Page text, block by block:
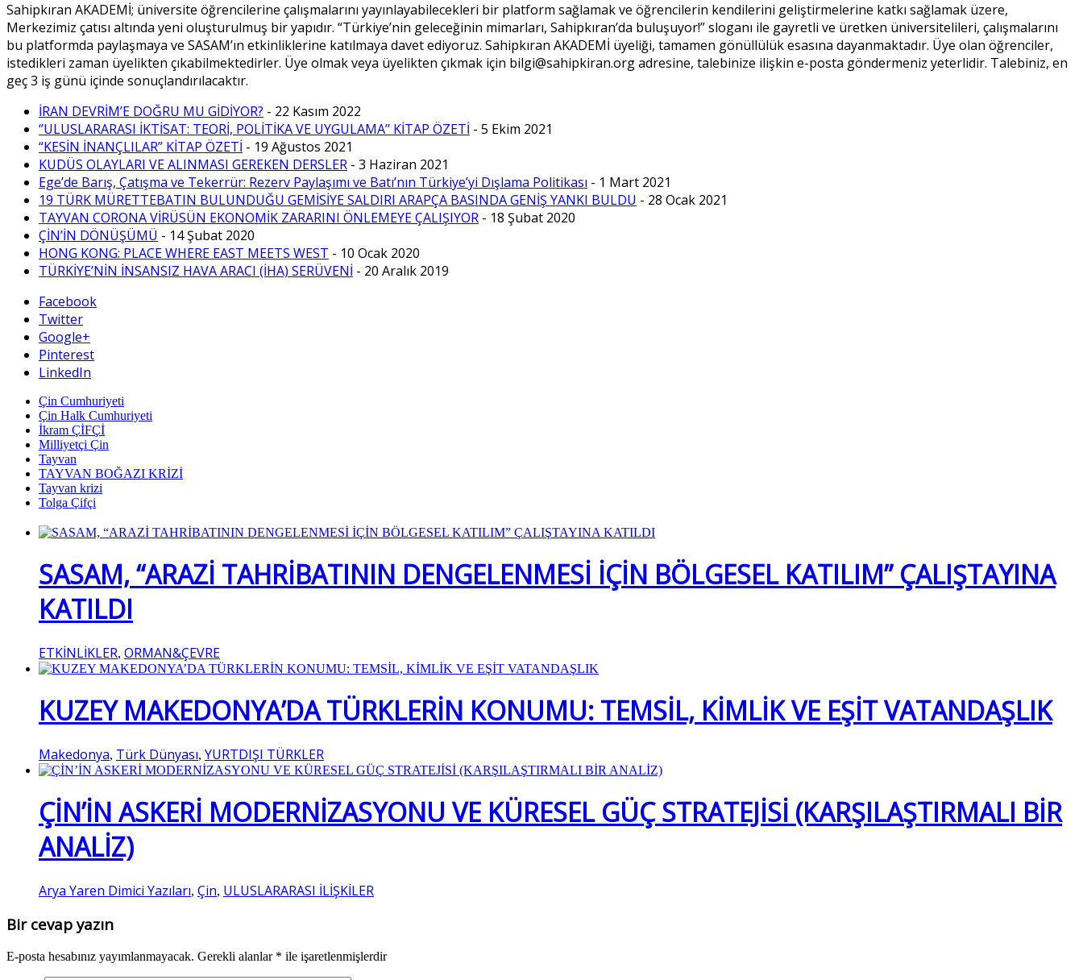
Sahipkıran AKADEMİ; üniversite öğrencilerine çalışmalarını yayınlayabilecekleri bir platform sağlamak ve öğrencilerin kendilerini geliştirmelerine katkı sağlamak üzere,
Merkezimiz çatısı altında yeni oluşturulmuş bir yapıdır. “Türkiye’nin geleceğinin mimarları, Sahipkıran’da buluşuyor!” sloganı ile gayretli ve üretken üniversitelileri, çalışmalarını
bu platformda paylaşmaya ve SASAM’ın etkinliklerine katılmaya davet ediyoruz. Sahipkıran AKADEMİ üyeliği, tamamen gönüllülük esasına dayanmaktadır. Üye olan öğrenciler,
istedikleri zaman üyelikten çıkabilmektedirler. Üye olmak veya üyelikten çıkmak için bilgi@sahipkiran.org adresine, talebinize ilişkin e-posta göndermeniz yeterlidir. Talebiniz, en
geç 3 iş günü içinde sonuçlandırılacaktır.
İRAN DEVRİM’E DOĞRU MU GİDİYOR? - 22 Kasım 2022
‘’ULUSLARARASI İKTİSAT: TEORİ, POLİTİKA VE UYGULAMA’’ KİTAP ÖZETİ - 5 Ekim 2021
“KESİN İNANÇLILAR” KİTAP ÖZETİ - 19 Ağustos 2021
KUDÜS OLAYLARI VE ALINMASI GEREKEN DERSLER - 3 Haziran 2021
Ege’de Barış, Çatışma ve Tekerrür: Rezerv Paylaşımı ve Batı’nın Türkiye’yi Dışlama Politikası - 1 Mart 2021
19 TÜRK MÜRETTEBATIN BULUNDUĞU GEMİSİYE SALDIRI ARAPÇA BASINDA GENİŞ YANKI BULDU - 28 Ocak 2021
TAYVAN CORONA VİRÜSÜN EKONOMİK ZARARINI ÖNLEMEYE ÇALIŞIYOR - 18 Şubat 2020
ÇİN’İN DÖNÜŞÜMÜ - 14 Şubat 2020
HONG KONG: PLACE WHERE EAST MEETS WEST - 10 Ocak 2020
TÜRKİYE’NİN İNSANSIZ HAVA ARACI (İHA) SERÜVENİ - 20 Aralık 2019
Facebook
Twitter
Google+
Pinterest
LinkedIn
Çin Cumhuriyeti
Çin Halk Cumhuriyeti
İkram ÇİFÇİ
Milliyetçi Çin
Tayvan
TAYVAN BOĞAZI KRİZİ
Tayvan krizi
Tolga Çifçi
SASAM, “ARAZİ TAHRİBATININ DENGELENMESİ İÇİN BÖLGESEL KATILIM” ÇALIŞTAYINA
KATILDI
ETKİNLİKLER, ORMAN&ÇEVRE
KUZEY MAKEDONYA’DA TÜRKLERİN KONUMU: TEMSİL, KİMLİK VE EŞİT VATANDAŞLIK
Makedonya, Türk Dünyası, YURTDIŞI TÜRKLER
ÇİN’İN ASKERİ MODERNİZASYONU VE KÜRESEL GÜÇ STRATEJİSİ (KARŞILAŞTIRMALI BİR
ANALİZ)
Arya Yaren Dimici Yazıları, Çin, ULUSLARARASI İLİŞKİLER
Bir cevap yazın
E-posta hesabınız yayımlanmayacak. Gerekli alanlar * ile işaretlenmişlerdir